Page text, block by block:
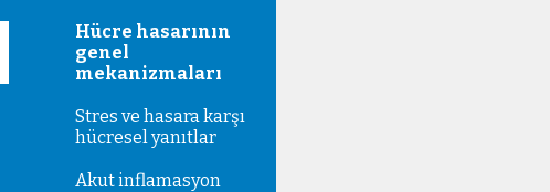
Hücre hasarının
genel
mekanizmaları
Stres ve hasara karşı
hücresel yanıtlar
Akut inflamasyon